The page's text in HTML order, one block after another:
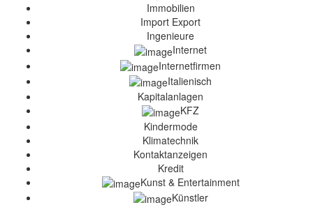
Immobilien
Import Export
Ingenieure
Internet
Internetfirmen
Italienisch
Kapitalanlagen
KFZ
Kindermode
Klimatechnik
Kontaktanzeigen
Kredit
Kunst & Entertainment
Künstler